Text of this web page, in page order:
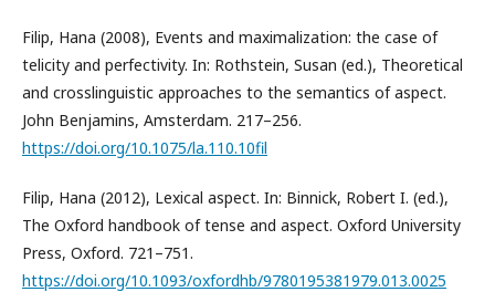
Filip, Hana (2008), Events and maximalization: the case of
telicity and perfectivity. In: Rothstein, Susan (ed.), Theoretical
and crosslinguistic approaches to the semantics of aspect.
John Benjamins, Amsterdam. 217–256.
https://doi.org/10.1075/la.110.10fil
Filip, Hana (2012), Lexical aspect. In: Binnick, Robert I. (ed.),
The Oxford handbook of tense and aspect. Oxford University
Press, Oxford. 721–751.
https://doi.org/10.1093/oxfordhb/9780195381979.013.0025